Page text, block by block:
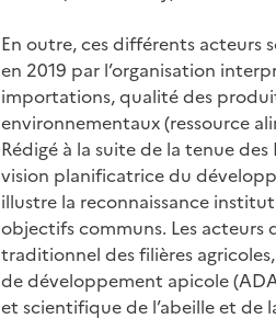
En outre, ces différents acteurs
en 2019 par l’organisation
importations, qualité des
environnementaux (ressource
Rédigé à la suite de la tenue
vision planificatrice du
illustre la reconnaissance
objectifs communs. Les acteurs
traditionnel des filières agricoles,
de développement apicole
et scientifique de l’abeille et de